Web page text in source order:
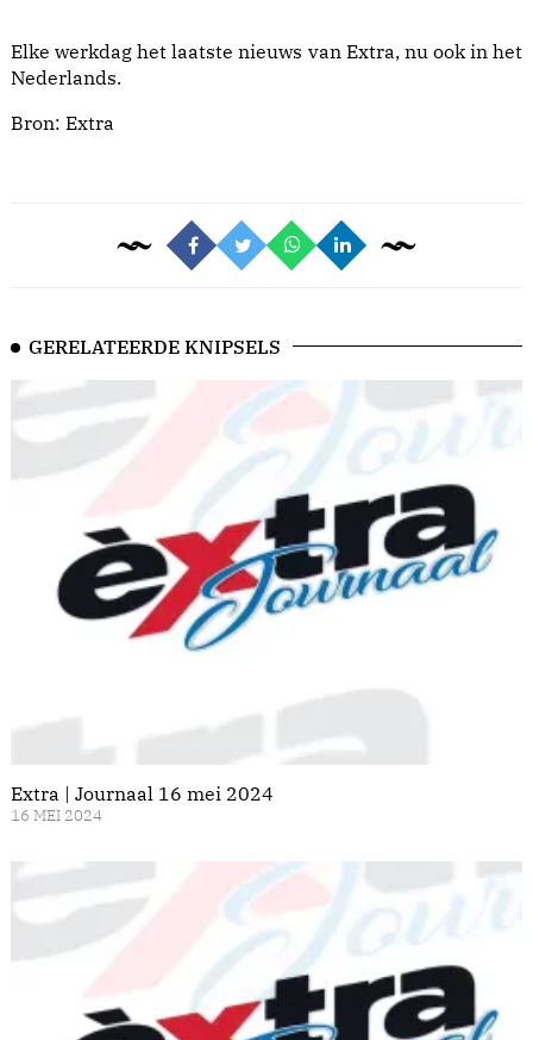
Elke werkdag het laatste nieuws van Extra, nu ook in het
Nederlands.
Bron: Extra
GERELATEERDE KNIPSELS
Extra | Journaal 16 mei 2024
16 MEI 2024